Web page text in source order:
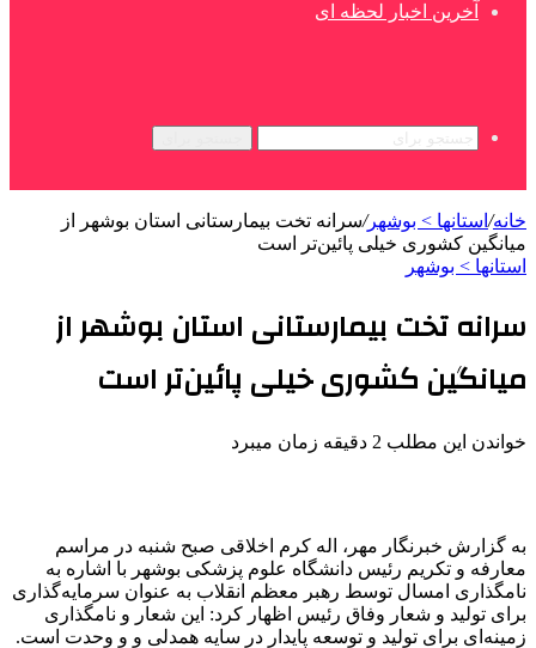
آخرین اخبار لحظه ای
خانه/ استانها > بوشهر/سرانه تخت بیمارستانی استان بوشهر از
میانگین کشوری خیلی پائین‌تر است
استانها > بوشهر
سرانه تخت بیمارستانی استان بوشهر از
میانگین کشوری خیلی پائین‌تر است
خواندن این مطلب 2 دقیقه زمان میبرد
به گزارش خبرنگار مهر، اله کرم اخلاقی صبح شنبه در مراسم
معارفه و تکریم رئیس دانشگاه علوم پزشکی بوشهر با اشاره به
نامگذاری امسال توسط رهبر معظم انقلاب به عنوان سرمایه‌گذاری
برای تولید و شعار وفاق رئیس اظهار کرد: این شعار و نامگذاری
زمینه‌ای برای تولید و توسعه پایدار در سایه همدلی و و وحدت است.